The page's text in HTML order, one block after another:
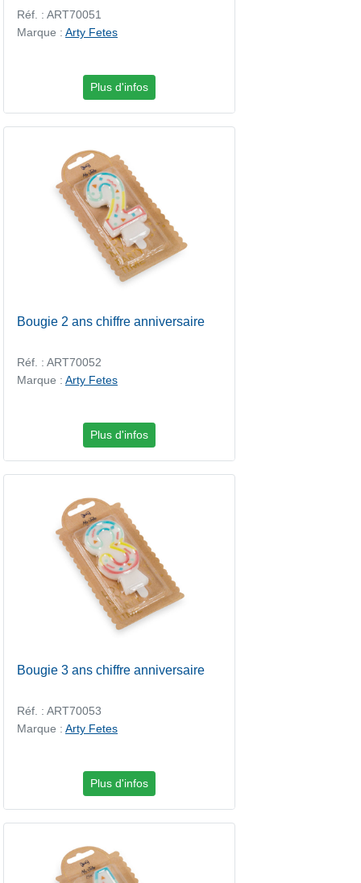
Réf. : ART70051
Marque : Arty Fetes
Plus d'infos
Bougie 2 ans chiffre anniversaire
Réf. : ART70052
Marque : Arty Fetes
Plus d'infos
Bougie 3 ans chiffre anniversaire
Réf. : ART70053
Marque : Arty Fetes
Plus d'infos